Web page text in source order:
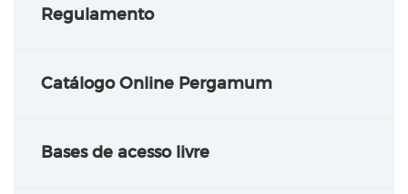
Regulamento
Catálogo Online Pergamum
Bases de acesso livre